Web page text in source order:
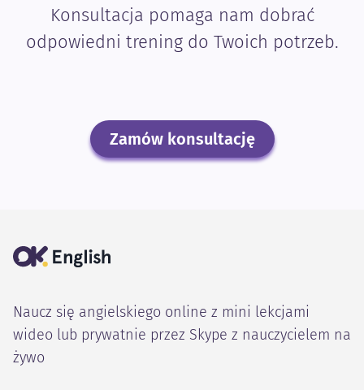
Konsultacja pomaga nam dobrać
odpowiedni trening do Twoich potrzeb.
Zamów konsultację
Naucz się angielskiego online z mini lekcjami
wideo lub prywatnie przez Skype z nauczycielem na
żywo